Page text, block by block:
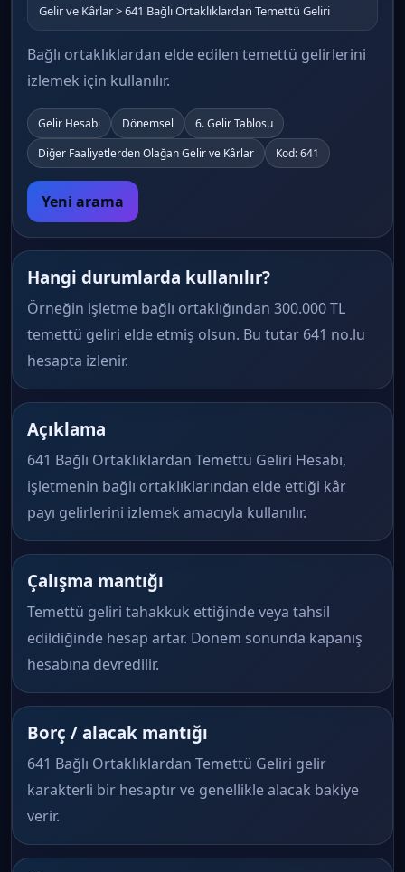
Gelir ve Kârlar > 641 Bağlı Ortaklıklardan Temettü Geliri
Bağlı ortaklıklardan elde edilen temettü gelirlerini
izlemek için kullanılır.
Gelir Hesabı Dönemsel
6. Gelir Tablosu
Diğer Faaliyetlerden Olağan Gelir ve Kârlar
Kod: 641
Yeni arama
Hangi durumlarda kullanılır?
Örneğin işletme bağlı ortaklığından 300.000 TL
temettü geliri elde etmiş olsun. Bu tutar 641 no.lu
hesapta izlenir.
Açıklama
641 Bağlı Ortaklıklardan Temettü Geliri Hesabı,
işletmenin bağlı ortaklıklarından elde ettiği kâr
payı gelirlerini izlemek amacıyla kullanılır.
Çalışma mantığı
Temettü geliri tahakkuk ettiğinde veya tahsil
edildiğinde hesap artar. Dönem sonunda kapanış
hesabına devredilir.
Borç / alacak mantığı
641 Bağlı Ortaklıklardan Temettü Geliri gelir
karakterli bir hesaptır ve genellikle alacak bakiye
verir.